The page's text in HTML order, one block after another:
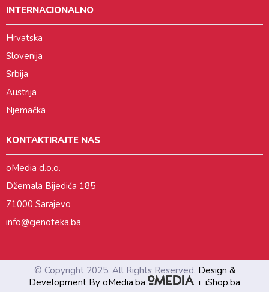
INTERNACIONALNO
Hrvatska
Slovenija
Srbija
Austrija
Njemačka
KONTAKTIRAJTE NAS
oMedia d.o.o.
Džemala Bijedića 185
71000 Sarajevo
info@cjenoteka.ba
© Copyright 2025. All Rights Reserved. Design &
Development By oMedia.ba
i iShop.ba